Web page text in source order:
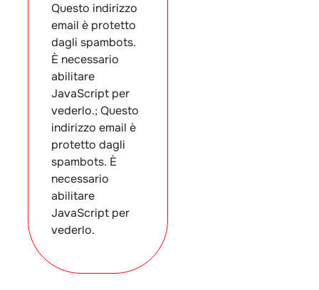
Questo indirizzo
email è protetto
dagli spambots.
È necessario
abilitare
JavaScript per
vederlo.; Questo
indirizzo email è
protetto dagli
spambots. È
necessario
abilitare
JavaScript per
vederlo.